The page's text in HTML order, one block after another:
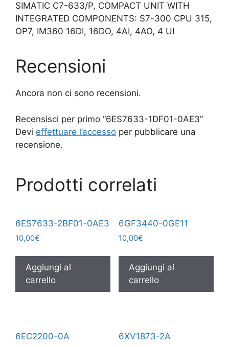
SIMATIC C7-633/P, COMPACT UNIT WITH
INTEGRATED COMPONENTS: S7-300 CPU 315,
OP7, IM360 16DI, 16DO, 4AI, 4AO, 4 UI
Recensioni
Ancora non ci sono recensioni.
Recensisci per primo “6ES7633-1DF01-0AE3”
Devi effettuare l’accesso per pubblicare una
recensione.
Prodotti correlati
6ES7633-2BF01-0AE3
10,00€
Aggiungi al
carrello
6GF3440-0GE11
10,00€
Aggiungi al
carrello
6EC2200-0A 6XV1873-2A